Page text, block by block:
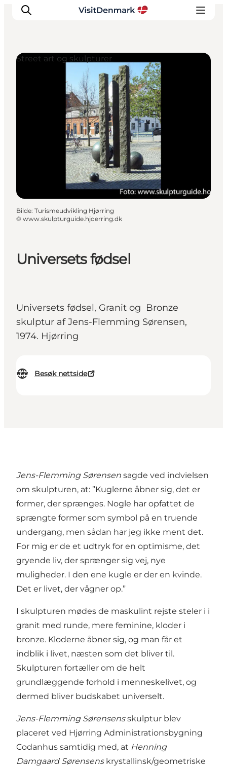
Inspirasjon
Reisemål
Aktiviteter
Overnatting
Planlegg reisen
Universets fødsel
Universets fødsel, Granit og Bronze
skulptur af Jens-Flemming Sørensen,
1974. Hjørring
Besøk nettside
Street art og skulpturer
Bilde: Turismeudvikling Hjørring
© www.skulpturguide.hjoerring.dk
Jens-Flemming Sørensen sagde ved indvielsen
om skulpturen, at: ”Kuglerne åbner sig, det er
former, der sprænges. Nogle har opfattet de
sprængte former som symbol på en truende
undergang, men sådan har jeg ikke ment det.
For mig er de et udtryk for en optimisme, det
gryende liv, der sprænger sig vej, nye
muligheder. I den ene kugle er der en kvinde.
Det er livet, der vågner op.”
I skulpturen mødes de maskulint rejste steler i i
granit med runde, mere feminine, kloder i
bronze. Kloderne åbner sig, og man får et
indblik i livet, næsten som det bliver til.
Skulpturen fortæller om de helt
grundlæggende forhold i menneskelivet, og
dermed bliver budskabet universelt.
Jens-Flemming Sørensensskulptur blev
placeret ved Hjørring Administrationsbygning
Codanhus samtidig med, at Henning
Damgaard Sørensenskrystallinsk/geometriske